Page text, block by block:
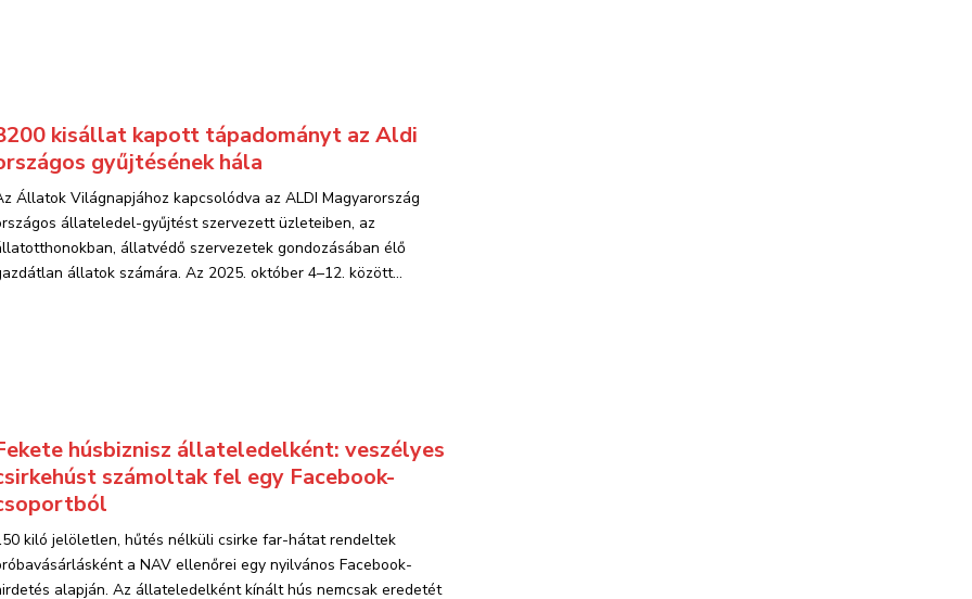
kisállat kapott tápadományt az Aldi
gyűjtésének hála
Állatok Világnapjához kapcsolódva az ALDI Magyarország
állateledel-gyűjtést szervezett üzleteiben, az
állatvédő szervezetek gondozásában élő
állatok számára. Az 2025. október 4–12. között...
húsbiznisz állateledelként: veszélyes
számoltak fel egy Facebook-
kiló jelöletlen, hűtés nélküli csirke far-hátat rendeltek
a NAV ellenőrei egy nyilvános Facebook-
alapján. Az állateledelként kínált hús nemcsak eredetét